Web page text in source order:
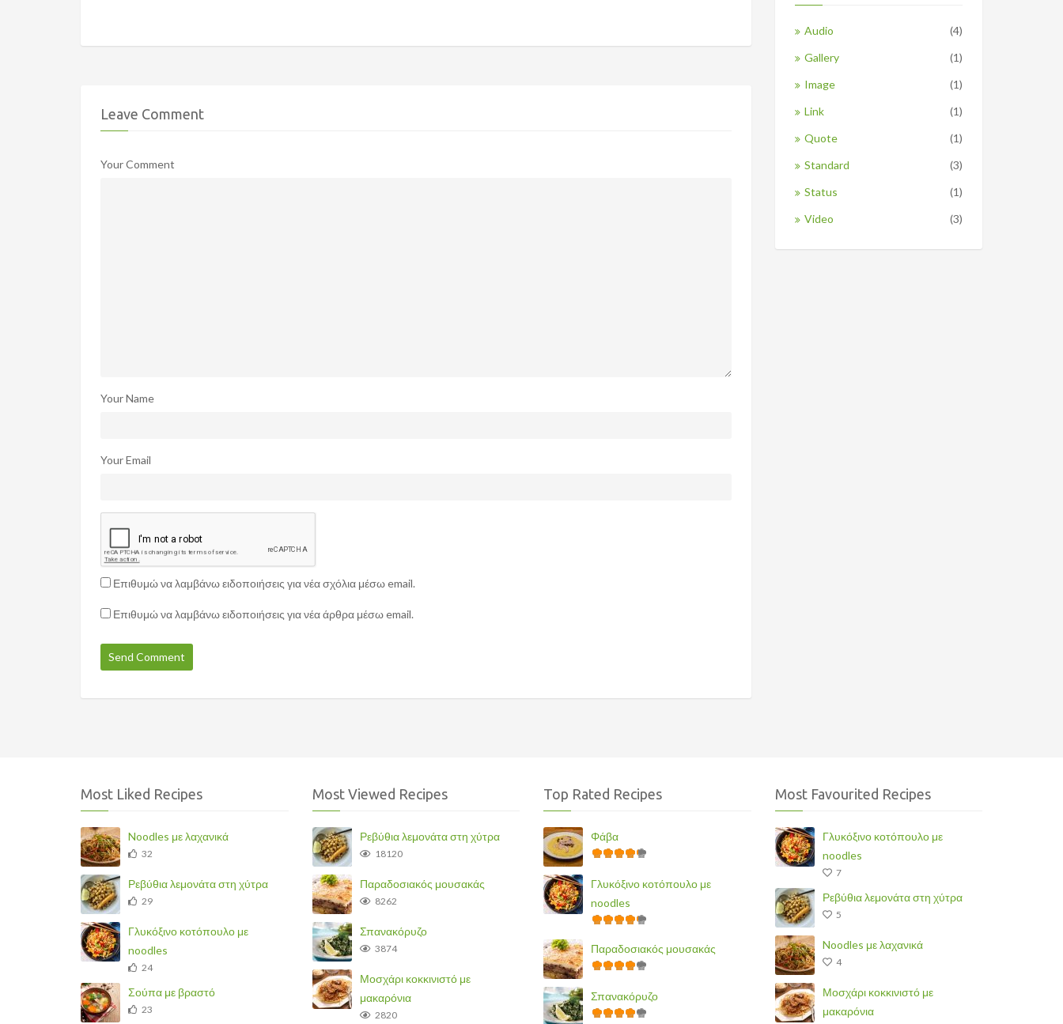
Leave Comment
Your Comment
Your Name
Your Email
Επιθυμώ να λαμβάνω ειδοποιήσεις για νέα σχόλια μέσω email.
Επιθυμώ να λαμβάνω ειδοποιήσεις για νέα άρθρα μέσω email.
Audio
(4)
Gallery
(1)
Image
(1)
Link
(1)
Quote
(1)
Standard
(3)
Status
(1)
Video
(3)
Most Liked Recipes
Noodles με λαχανικά
32
Ρεβύθια λεμονάτα στη χύτρα
29
Γλυκόξινο κοτόπουλο με
noodles
24
Σούπα με βραστό
23
Most Viewed Recipes
Ρεβύθια λεμονάτα στη χύτρα
18120
Παραδοσιακός μουσακάς
8262
Σπανακόρυζο
3874
Μοσχάρι κοκκινιστό με
μακαρόνια
2820
Top Rated Recipes
Φάβα
Γλυκόξινο κοτόπουλο με
noodles
Παραδοσιακός μουσακάς
Σπανακόρυζο
Most Favourited Recipes
Γλυκόξινο κοτόπουλο με
noodles
7
Ρεβύθια λεμονάτα στη χύτρα
5
Noodles με λαχανικά
4
Μοσχάρι κοκκινιστό με
μακαρόνια